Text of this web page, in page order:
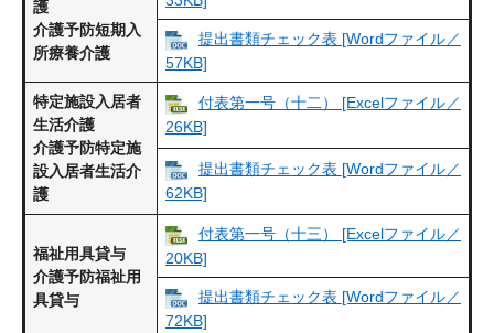
護
介護予防短期入
所療養介護
提出書類チェック表 [Wordファイル／
57KB]
特定施設入居者
生活介護
介護予防特定施
設入居者生活介
護
付表第一号（十二） [Excelファイル／
26KB]
提出書類チェック表 [Wordファイル／
62KB]
福祉用具貸与
介護予防福祉用
具貸与
付表第一号（十三） [Excelファイル／
20KB]
提出書類チェック表 [Wordファイル／
72KB]